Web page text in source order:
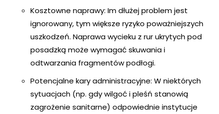
Kosztowne naprawy: Im dłużej problem jest
ignorowany, tym większe ryzyko poważniejszych
uszkodzeń. Naprawa wycieku z rur ukrytych pod
posadzką może wymagać skuwania i
odtwarzania fragmentów podłogi.
Potencjalne kary administracyjne: W niektórych
sytuacjach (np. gdy wilgoć i pleśń stanowią
zagrożenie sanitarne) odpowiednie instytucje